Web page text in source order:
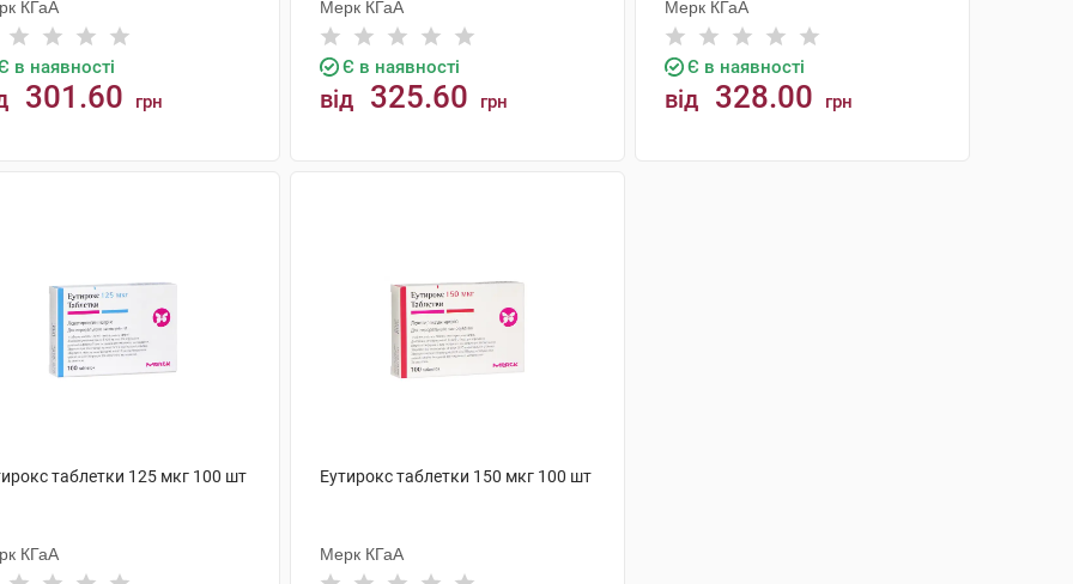
КГаА
в наявності
301.60 грн
Мерк КГаА
Є в наявності
від 325.60 грн
Мерк КГаА
Є в наявності
від 328.00 грн
таблетки 125 мкг 100 шт
КГаА
Еутирокс таблетки 150 мкг 100 шт
Мерк КГаА